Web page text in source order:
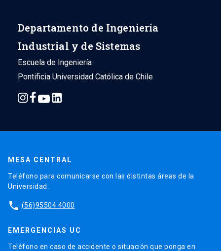
Departamento de Ingeniería
Industrial y de Sistemas
Escuela de Ingeniería
Pontificia Universidad Católica de Chile
MESA CENTRAL
Teléfono para comunicarse con las distintas áreas de la
Universidad.
phone (56)95504 4000
EMERGENCIAS UC
Teléfono en caso de accidente o situación que ponga en